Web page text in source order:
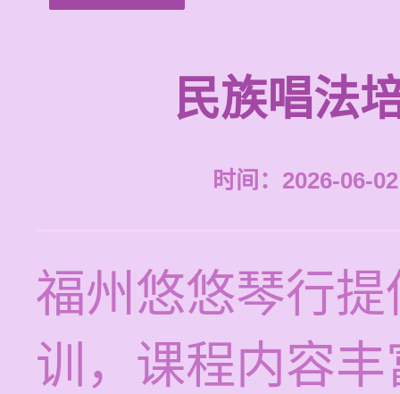
民族唱法
时间：2026-06-
福州悠悠琴行
训，课程内容